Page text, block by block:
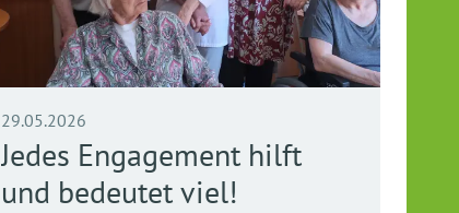
29.05.2026
Jedes Engagement hilft
und bedeutet viel!